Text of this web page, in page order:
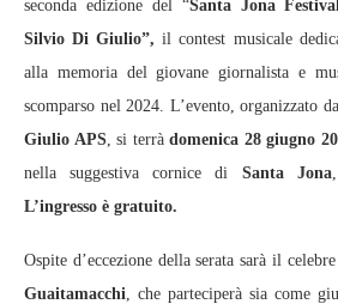
seconda edizione del “Santa Jona
Silvio Di Giulio”, il contest musicale
alla memoria del giovane giornalista e
scomparso nel 2024. L’evento, organizzato
Giulio APS, si terrà domenica 28 giugno
nella suggestiva cornice di Santa Jona
L’ingresso è gratuito.
Ospite d’eccezione della serata sarà il
Guaitamacchi , che parteciperà sia come